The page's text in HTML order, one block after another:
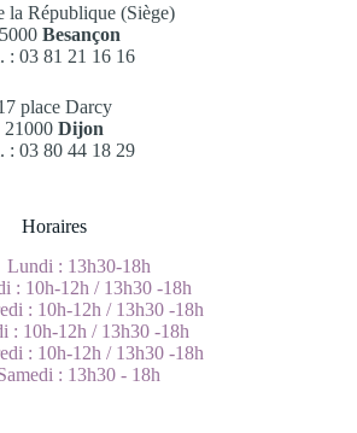
la République (Siège)
Besançon
: 03 81 21 16 16
place Darcy
21000Dijon
: 03 80 44 18 29
Horaires
Lundi : 13h30-18h
: 10h-12h / 13h30 -18h
: 10h-12h / 13h30 -18h
: 10h-12h / 13h30 -18h
: 10h-12h / 13h30 -18h
: 13h30 - 18h